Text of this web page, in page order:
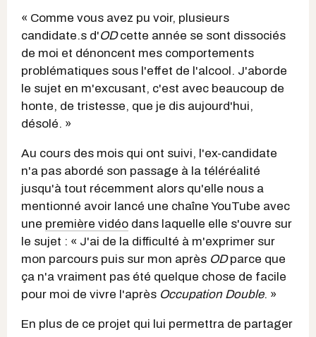
« Comme vous avez pu voir, plusieurs
candidate.s d'ODcette année se sont dissociés
de moi et dénoncent mes comportements
problématiques sous l'effet de l'alcool. J'aborde
le sujet en m'excusant, c'est avec beaucoup de
honte, de tristesse, que je dis aujourd'hui,
désolé. »
Au cours des mois qui ont suivi, l'ex-candidate
n'a pas abordé son passage à la téléréalité
jusqu'à tout récemment alors qu'elle nous a
mentionné avoir lancé une chaîne YouTube avec
une première vidéo dans laquelle elle s'ouvre sur
le sujet : « J'ai de la difficulté à m'exprimer sur
mon parcours puis sur mon après ODparce que
ça n'a vraiment pas été quelque chose de facile
pour moi de vivre l'après Occupation Double. »
En plus de ce projet qui lui permettra de partager